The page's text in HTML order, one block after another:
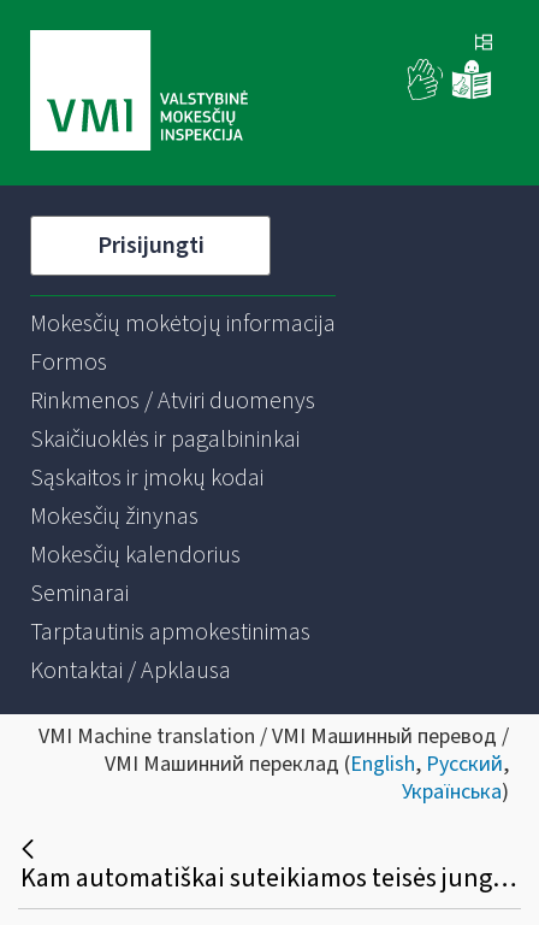
Prisijungti
Mokesčių mokėtojų informacija
Formos
Rinkmenos / Atviri duomenys
Skaičiuoklės ir pagalbininkai
Sąskaitos ir įmokų kodai
Mokesčių žinynas
Mokesčių kalendorius
Seminarai
Tarptautinis apmokestinimas
Kontaktai / Apklausa
VMI Machine translation / VMI Машинный перевод /
VMI Машинний переклад (English, Русский,
Українська)
Kam automatiškai suteikiamos teisės jungtis prie i.MAS?